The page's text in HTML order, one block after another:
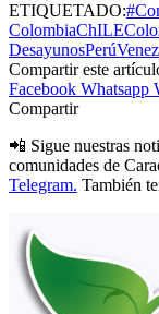
ETIQUETADO:
ColombiaChILE
DesayunosPerú
Compartir este
Facebook Whatsapp
Compartir
📲 Sigue nuestras
comunidades de
Telegram. También